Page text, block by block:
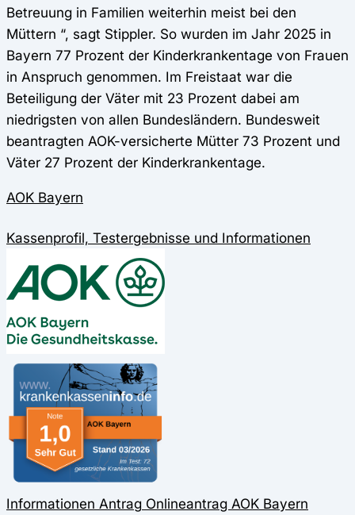
Betreuung in Familien weiterhin meist bei den
Müttern “, sagt Stippler. So wurden im Jahr 2025 in
Bayern 77 Prozent der Kinderkrankentage von Frauen
in Anspruch genommen. Im Freistaat war die
Beteiligung der Väter mit 23 Prozent dabei am
niedrigsten von allen Bundesländern. Bundesweit
beantragten AOK-versicherte Mütter 73 Prozent und
Väter 27 Prozent der Kinderkrankentage.
AOK Bayern
Kassenprofil, Testergebnisse und Informationen
Informationen Antrag Onlineantrag AOK Bayern